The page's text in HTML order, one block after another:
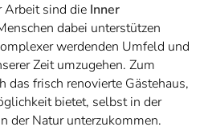
Arbeit sind die Inner
dabei unterstützen
werdenden Umfeld und
Zeit umzugehen. Zum
das frisch renovierte Gästehaus,
bietet, selbst in der
der Natur unterzukommen.